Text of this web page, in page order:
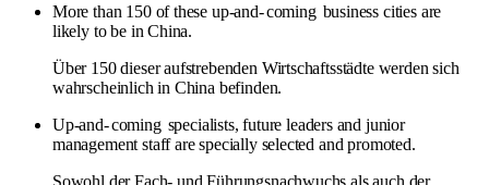
More than 150 of these up-and-coming business cities are
likely to be in China.
Über 150 dieser aufstrebenden Wirtschaftsstädte werden sich
wahrscheinlich in China befinden.
Up-and-coming specialists, future leaders and junior
management staff are specially selected and promoted.
Sowohl der Fach- und Führungsnachwuchs als auch der